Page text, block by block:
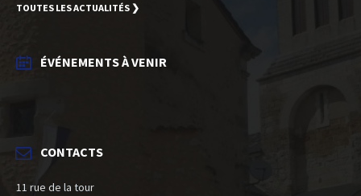
TOUTES LES ACTUALITÉS ❯
ÉVÉNEMENTS À VENIR
CONTACTS
11 rue de la tour